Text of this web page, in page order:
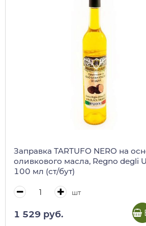
Заправка TARTUFO NERO на
оливкового масла, Regno degli
100 мл (ст/бут)
шт
1 529 руб.